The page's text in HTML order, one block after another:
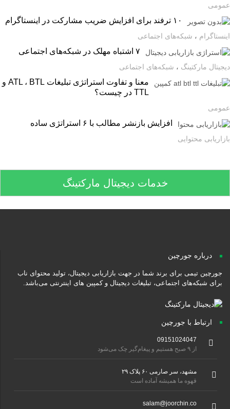
۱۰ ترفند برای افزایش ضریب مشارکت در اینستاگرام
،شبکه‌های اجتماعی
مارکتینگ،شبکه‌های اجتماعی
معنا و تفاوت استراتژی تبلیغات ATL ، BTL و
TTL در چیست؟
افزایش بازنشر مطالب با ۶ استراتژی ساده
محتوایی
خدمات دیجیتال مارکتینگ
درباره جورچین
جورچین تیمی برای برند شما در جهت بازاریابی دیجیتال، تولید محتوای ناب
برای شبکه‌های اجتماعی، تبلیغات دیجیتال و کمپین های اینترنتی می‌باشد.
ارتباط با جورچین
09151024047
مشهد، سر صارمی ۶۰ پلاک ۲۹
قهوه ما همیشه آماده است
salam@joorchin.co